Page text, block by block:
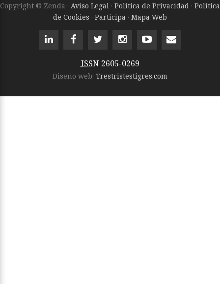
Copyright © Zenda · Aviso Legal · Política de Privacidad · Política
de Cookies · Participa · Mapa Web
ISSN 2605-0269
Diseño web: Trestristestigres.com